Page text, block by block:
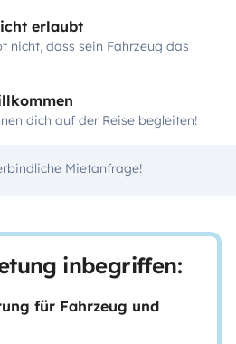
erlaubt
nicht, dass sein Fahrzeug das
dich auf der Reise begleiten!
Mietanfrage!
inbegriffen:
für Fahrzeug und